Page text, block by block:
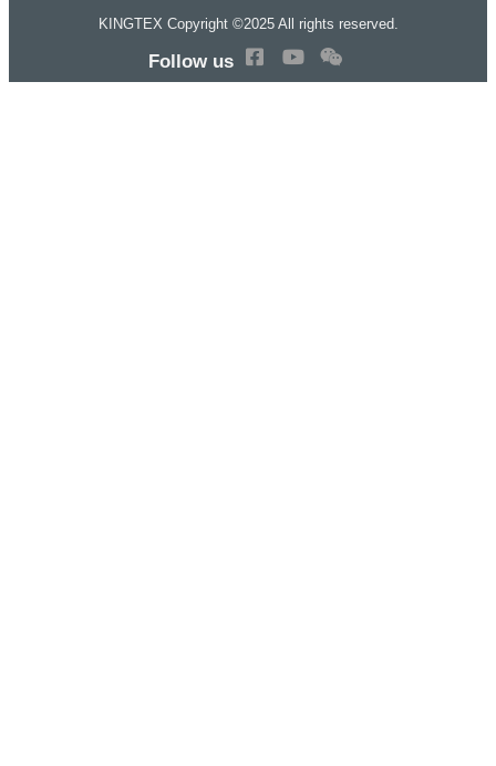
KINGTEX Copyright ©2025 All rights reserved.
Follow us